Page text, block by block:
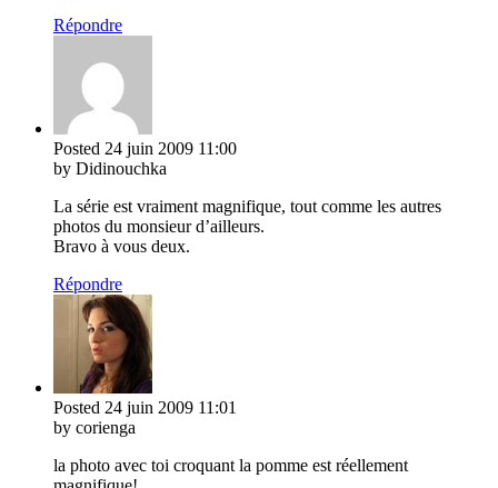
Répondre
Posted 24 juin 2009 11:00
by Didinouchka
La série est vraiment magnifique, tout comme les autres
photos du monsieur d’ailleurs.
Bravo à vous deux.
Répondre
Posted 24 juin 2009 11:01
by corienga
la photo avec toi croquant la pomme est réellement